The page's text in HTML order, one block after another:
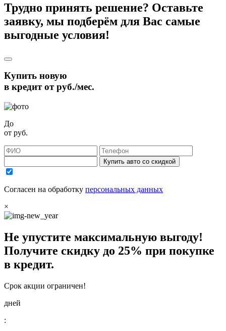
Трудно принять решение? Оставьте
заявку, мы подберём для Вас самые
выгодные условия!
Купить новую
в кредит отруб./мес.
До
от руб.
Купить авто со скидкой
Согласен на обработку персональных данных
×
Не упустите максимальную выгоду!
Получите скидку до 25% при покупке
в кредит.
Срок акции ограничен!
дней
: